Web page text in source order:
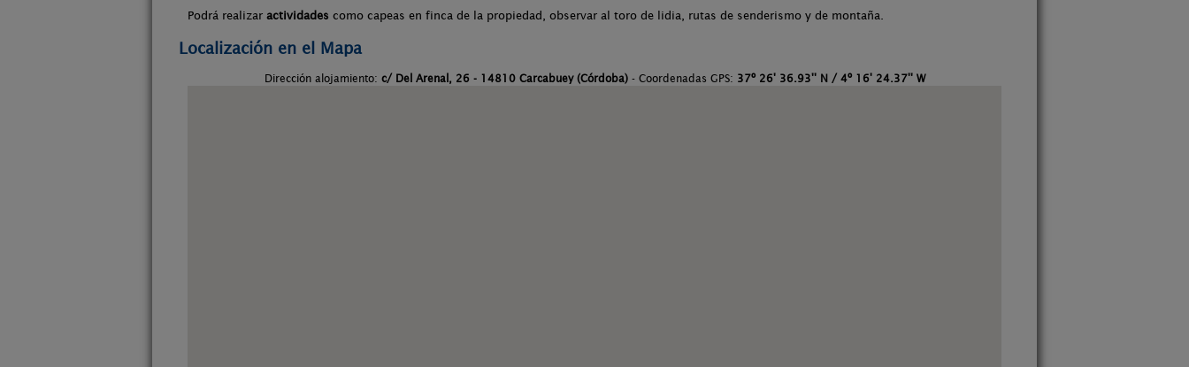
Podrá realizar actividades como capeas en finca de la propiedad, observar al toro de lidia, rutas de senderismo y de montaña.
Localización en el Mapa
Dirección alojamiento: c/ Del Arenal, 26 - 14810 Carcabuey (Córdoba)- Coordenadas GPS: 37º 26' 36.93'' N / 4º 16' 24.37'' W